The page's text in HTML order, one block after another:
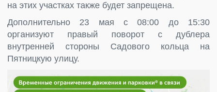
на этих участках также будет запрещена.
Дополнительно 23 мая с 08:00 до 15:30
организуют правый поворот с дублера
внутренней стороны Садового кольца на
Пятницкую улицу.